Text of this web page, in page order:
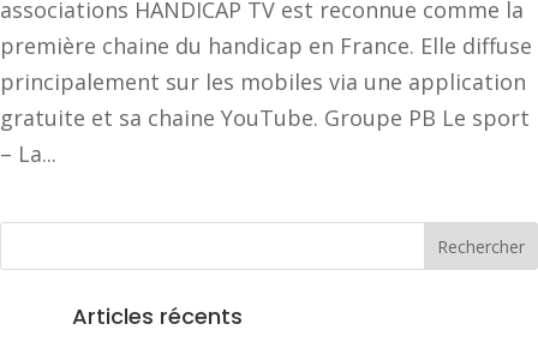
associations HANDICAP TV est reconnue comme la
première chaine du handicap en France. Elle diffuse
principalement sur les mobiles via une application
gratuite et sa chaine YouTube. Groupe PB Le sport
– La...
Articles récents